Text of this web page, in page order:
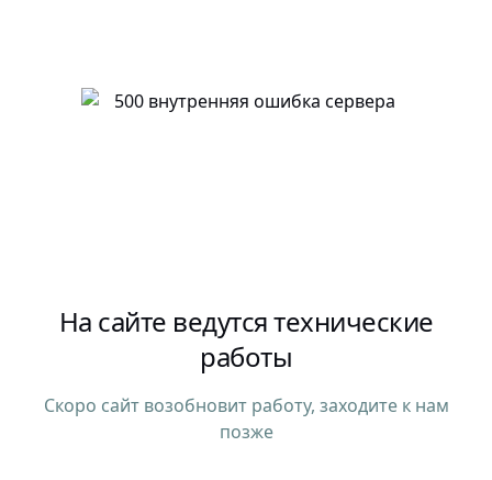
На сайте ведутся технические
работы
Скоро сайт возобновит работу, заходите к нам
позже